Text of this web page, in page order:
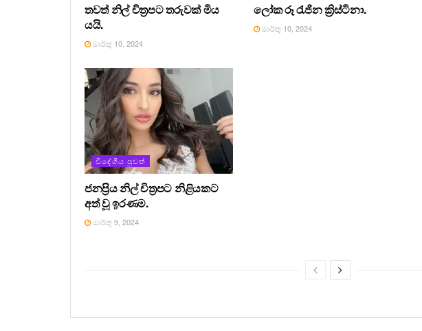
තවත් නිල් චිත්‍රපට තරුවක් මිය
යයි.
මාර්තු 10, 2024
ලෝක රූ රැජින ක්‍රිස්ටිනා.
මාර්තු 10, 2024
විදේශීය පුවත්
ජනප්‍රිය නිල් චිත්‍රපට නිළියකට
අත් වූ ඉරණම.
මාර්තු 9, 2024